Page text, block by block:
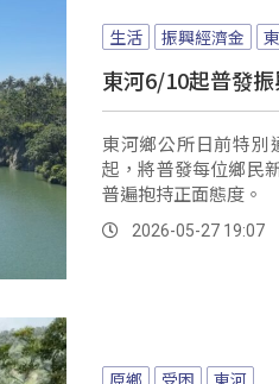
生活 振興經濟金
東河6/10起普發
東河鄉公所日前特別
起，將普發每位鄉民
普遍抱持正面態度。
2026-05-27 19:07